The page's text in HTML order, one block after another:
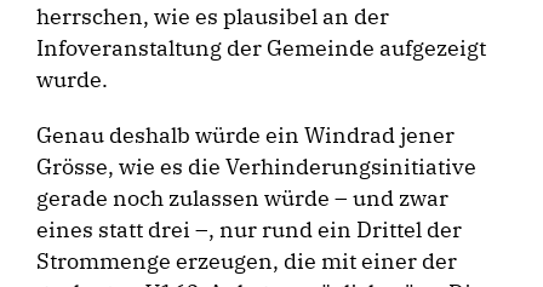
herrschen, wie es plausibel an der
Infoveranstaltung der Gemeinde aufgezeigt
wurde.
Genau deshalb würde ein Windrad jener
Grösse, wie es die Verhinderungsinitiative
gerade noch zulassen würde – und zwar
eines statt drei –, nur rund ein Drittel der
Strommenge erzeugen, die mit einer der